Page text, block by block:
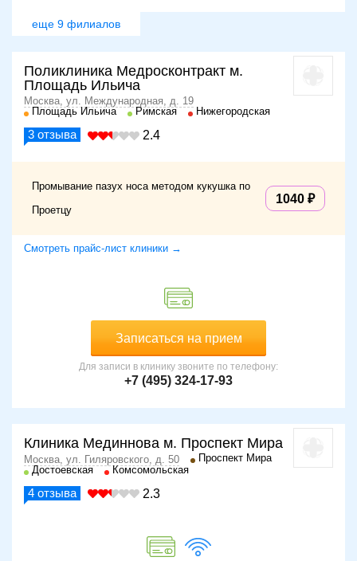
еще 9 филиалов
Поликлиника Медросконтракт м.
Площадь Ильича
Москва, ул. Международная, д. 19
Площадь Ильича
Римская Нижегородская
3 отзыва 2.4
Промывание пазух носа методом кукушка по
Проетцу
1040
Смотреть прайс-лист клиники →
Записаться на прием
Для записи в клинику звоните по телефону:
+7 (495) 324-17-93
Клиника Мединнова м. Проспект Мира
Москва, ул. Гиляровского, д. 50
Проспект Мира
Достоевская
Комсомольская
4 отзыва 2.3